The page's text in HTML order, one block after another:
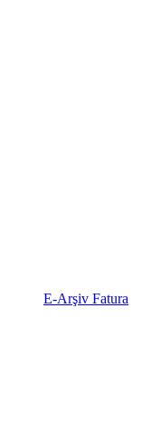
E-Arşiv Fatura